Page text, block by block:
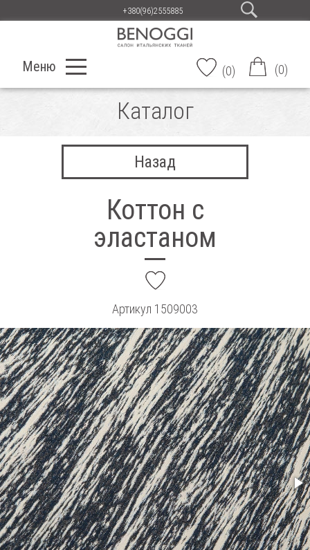
+380(96)2555885
Меню (0) (0)
Каталог
Назад
Коттон с
эластаном
Артикул 1509003